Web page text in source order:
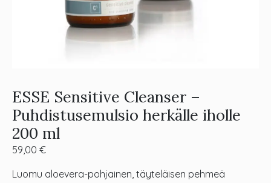
ESSE Sensitive Cleanser –
Puhdistusemulsio herkälle iholle
200 ml
59,00 €
Luomu aloevera-pohjainen, täyteläisen pehmeä